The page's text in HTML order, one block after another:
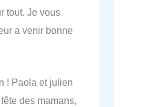
tout. Je vous
a venir bonne
! Paola et julien
des mamans,